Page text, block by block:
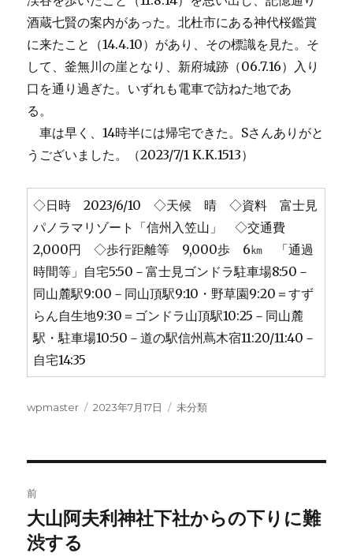
酒蔵七賢の案内があった。北杜市にある神代桜鑑賞
に来たこと（14.4.10）があり、その標識を見た。そ
して、釜無川の崖となり、新府城跡（06.7.16）入り
口を通り過ぎた。いずれも電車で訪ねた地であ
る。
車は早く、14時半には帰宅できた。Sさんありがと
うございました。（2023/7/1 K.K.1513）
◇日時 2023/6/10 ◇天候 晴 ◇資料 富士見
パノラマリゾート「信州入笠山」 ◇交通費
2,000円 ◇歩行距離等 9,000歩 6㎞ 「通過
時間等」自宅5:50－富士見ゴンドラ駐車場8:50－
同山麓駅9:00－同山頂駅9:10・野草園9:20＝すず
らん自生地9:30＝ゴンドラ山頂駅10:25－同山麓
駅・駐車場10:50－道の駅信州蔦木宿11:20/11:40－
自宅14:35
投
wpmaster
投
2023年7月17日
カ
未分類
稿
ナ
前
前
の
大山阿夫利神社下社からの下りに難
渋する